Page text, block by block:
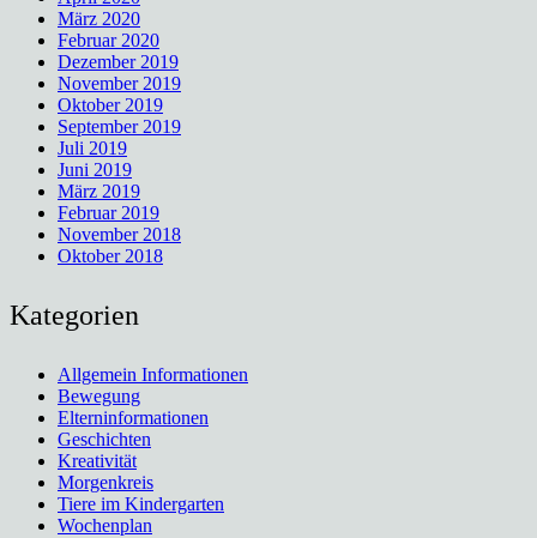
März 2020
Februar 2020
Dezember 2019
November 2019
Oktober 2019
September 2019
Juli 2019
Juni 2019
März 2019
Februar 2019
November 2018
Oktober 2018
Kategorien
Allgemein Informationen
Bewegung
Elterninformationen
Geschichten
Kreativität
Morgenkreis
Tiere im Kindergarten
Wochenplan